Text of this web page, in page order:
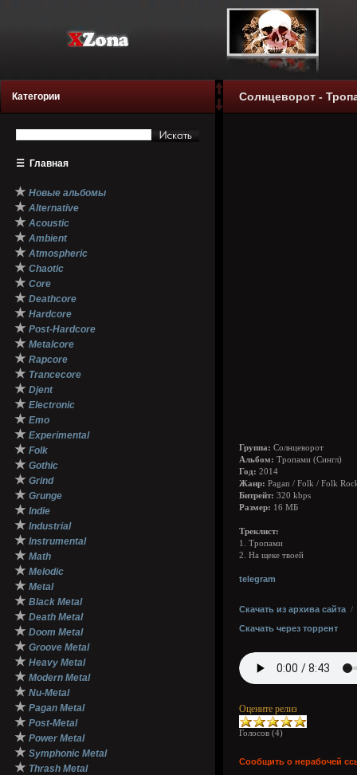
Категории
☰ Главная
★ Новые альбомы
★ Alternative
★ Acoustic
★ Ambient
★ Atmospheric
★ Chaotic
★ Core
★ Deathcore
★ Hardcore
★ Post-Hardcore
★ Metalcore
★ Rapcore
★ Trancecore
★ Djent
★ Electronic
★ Emo
★ Experimental
★ Folk
★ Gothic
★ Grind
★ Grunge
★ Indie
★ Industrial
★ Instrumental
★ Math
★ Melodic
★ Metal
★ Black Metal
★ Death Metal
★ Doom Metal
★ Groove Metal
★ Heavy Metal
★ Modern Metal
★ Nu-Metal
★ Pagan Metal
★ Post-Metal
★ Power Metal
★ Symphonic Metal
★ Thrash Metal
Солнцеворот -
Группа: Солнцеворот
Альбом: Тропами (Сингл)
Год: 2014
Жанр: Pagan / Folk / Folk
Битрейт: 320 kbps
Размер: 16 МБ
Треклист:
1. Тропами
2. На щеке твоей
telegram
Скачать из архива сайта /
Скачать через торрент
Оцените релиз
Голосов (4)
Сообщить о нерабочей